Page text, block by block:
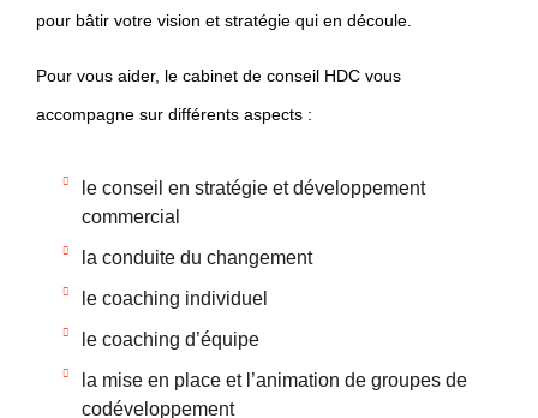
pour bâtir votre vision et stratégie qui en découle.
Pour vous aider, le cabinet de conseil HDC vous
accompagne sur différents aspects :
le conseil en stratégie et développement
commercial
la conduite du changement
le coaching individuel
le coaching d’équipe
la mise en place et l’animation de groupes de
codéveloppement